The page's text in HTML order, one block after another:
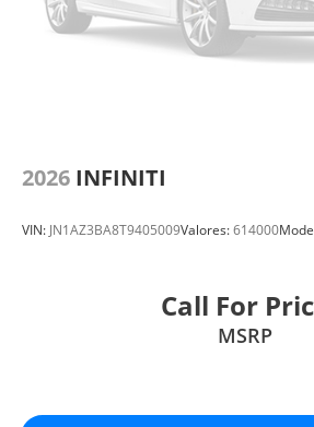
2026 INFINITI
VIN: JN1AZ3BA8T9405009Valores:614000
Call For
MSRP